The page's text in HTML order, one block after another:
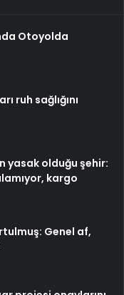
Otoyolda
ruh sağlığını
yasak olduğu şehir:
kargo
Genel af,